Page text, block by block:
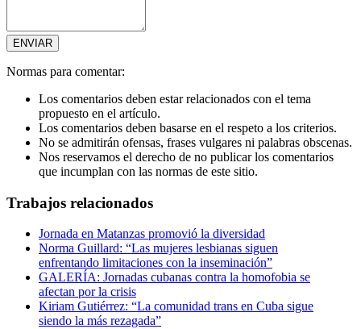
Normas para comentar:
Los comentarios deben estar relacionados con el tema
propuesto en el artículo.
Los comentarios deben basarse en el respeto a los criterios.
No se admitirán ofensas, frases vulgares ni palabras obscenas.
Nos reservamos el derecho de no publicar los comentarios
que incumplan con las normas de este sitio.
Trabajos relacionados
Jornada en Matanzas promovió la diversidad
Norma Guillard: “Las mujeres lesbianas siguen
enfrentando limitaciones con la inseminación”
GALERÍA: Jornadas cubanas contra la homofobia se
afectan por la crisis
Kiriam Gutiérrez: “La comunidad trans en Cuba sigue
siendo la más rezagada”